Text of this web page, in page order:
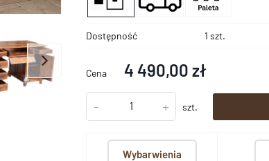
Dostępność 1 szt.
Cena 4 490,00 zł
- + szt.
Wybarwienia